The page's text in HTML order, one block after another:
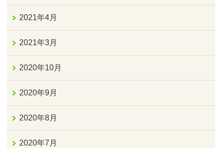
2021年4月
2021年3月
2020年10月
2020年9月
2020年8月
2020年7月